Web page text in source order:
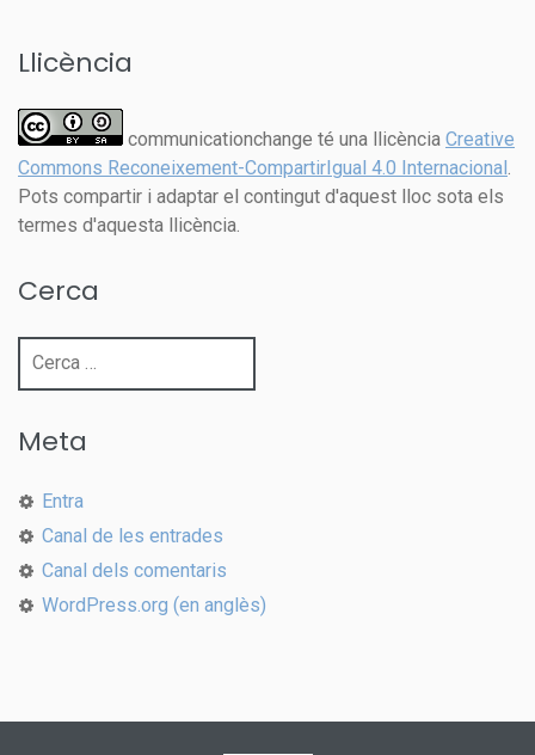
Llicència
communicationchange té una llicència Creative
Commons Reconeixement-CompartirIgual 4.0 Internacional.
Pots compartir i adaptar el contingut d'aquest lloc sota els
termes d'aquesta llicència.
Cerca
Cerca:
Meta
Entra
Canal de les entrades
Canal dels comentaris
WordPress.org (en anglès)